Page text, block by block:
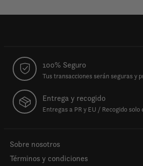
100% Seguro
Tus transacciones serán seguras y
Entrega y recogido
Entregas a PR y EU / Recogido solo
Sobre nosotros
Términos y condiciones